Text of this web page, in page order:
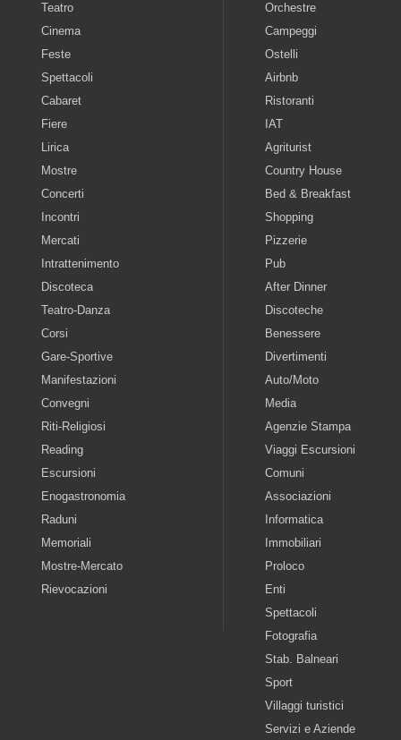
Teatro
Cinema
Feste
Spettacoli
Cabaret
Fiere
Lirica
Mostre
Concerti
Incontri
Mercati
Intrattenimento
Discoteca
Teatro-Danza
Corsi
Gare-Sportive
Manifestazioni
Convegni
Riti-Religiosi
Reading
Escursioni
Enogastronomia
Raduni
Memoriali
Mostre-Mercato
Rievocazioni
Orchestre
Campeggi
Ostelli
Airbnb
Ristoranti
IAT
Agriturist
Country House
Bed & Breakfast
Shopping
Pizzerie
Pub
After Dinner
Discoteche
Benessere
Divertimenti
Auto/Moto
Media
Agenzie Stampa
Viaggi Escursioni
Comuni
Associazioni
Informatica
Immobiliari
Proloco
Enti
Spettacoli
Fotografia
Stab. Balneari
Sport
Villaggi turistici
Servizi e Aziende